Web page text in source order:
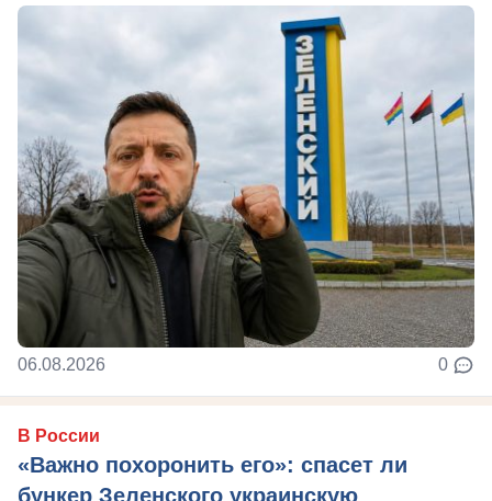
06.08.2026 0
В России
«Важно похоронить его»: спасет ли
бункер Зеленского украинскую